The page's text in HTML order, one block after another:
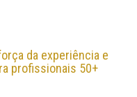
da experiência e
profissionais 50+